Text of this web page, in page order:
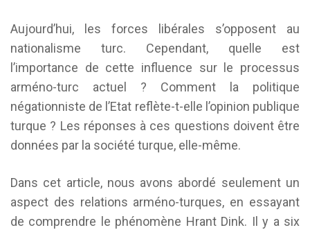
Aujourd’hui, les forces libérales s’opposent au
nationalisme turc. Cependant, quelle est
l’importance de cette influence sur le processus
arméno-turc actuel ? Comment la politique
négationniste de l’Etat reflète-t-elle l’opinion publique
turque ? Les réponses à ces questions doivent être
données par la société turque, elle-même.
Dans cet article, nous avons abordé seulement un
aspect des relations arméno-turques, en essayant
de comprendre le phénomène Hrant Dink. Il y a six